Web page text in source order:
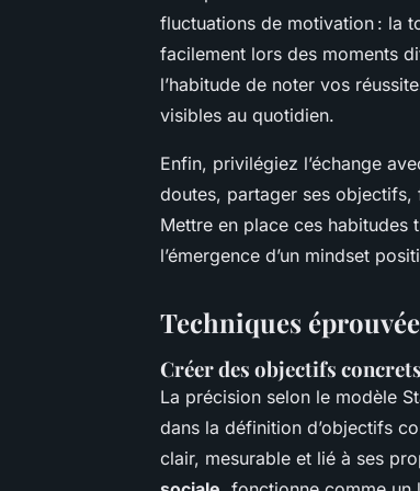
fluctuations de motivation : la
facilement lors des moments
l’habitude de noter vos
visibles au quotidien.
Enfin, privilégiez l’échange
doutes, partager ses objectifs,
Mettre en place ces habitudes
l’émergence d’un mindset
Techniques
Créer des objectifs
La précision selon le modèle
dans la définition d’objectifs
clair, mesurable et lié à ses